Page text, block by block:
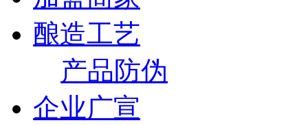
酿造工艺
产品防伪
企业广宣